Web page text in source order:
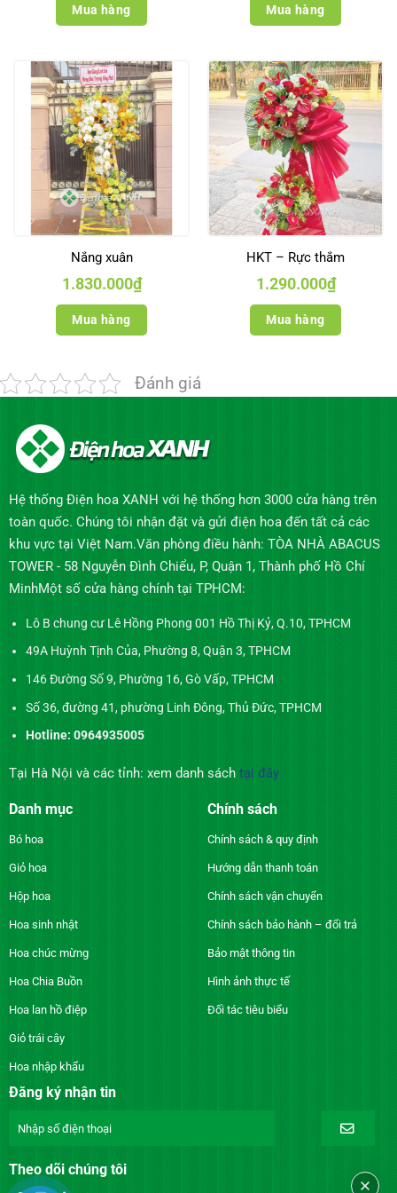
Mua hàng
1.150.000₫.
Mua hàng
Nắng xuân
1.830.000₫
Mua hàng
HKT – Rực thắm
1.290.000₫
Mua hàng
Đánh giá
Hệ thống Điện hoa XANH với hệ thống hơn 3000 cửa hàng trên
toàn quốc. Chúng tôi nhận đặt và gửi điện hoa đến tất cả các
khu vực tại Việt Nam.Văn phòng điều hành: TÒA NHÀ ABACUS
TOWER - 58 Nguyễn Đình Chiểu, P, Quận 1, Thành phố Hồ Chí
MinhMột số cửa hàng chính tại TPHCM:
Lô B chung cư Lê Hồng Phong 001 Hồ Thị Kỷ, Q.10, TPHCM
49A Huỳnh Tịnh Của, Phường 8, Quận 3, TPHCM
146 Đường Số 9, Phường 16, Gò Vấp, TPHCM
Số 36, đường 41, phường Linh Đông, Thủ Đức, TPHCM
Hotline: 0964935005
Tại Hà Nội và các tỉnh: xem danh sách tại đây
Danh mục
Bó hoa
Giỏ hoa
Hộp hoa
Hoa sinh nhật
Hoa chúc mừng
Hoa Chia Buồn
Hoa lan hồ điệp
Giỏ trái cây
Hoa nhập khẩu
Chính sách
Chính sách & quy định
Hướng dẫn thanh toán
Chính sách vận chuyển
Chính sách bảo hành – đổi trả
Bảo mật thông tin
Hình ảnh thực tế
Đối tác tiêu biểu
Đăng ký nhận tin
Theo dõi chúng tôi